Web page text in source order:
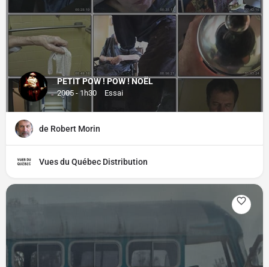
PETIT POW ! POW ! NOËL
2005 - 1h30 Essai
de Robert Morin
Vues du Québec Distribution